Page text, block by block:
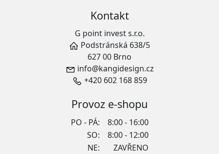
Kontakt
G point invest s.r.o.
Podstránská 638/5
627 00 Brno
info@kangidesign.cz
+420 602 168 859
Provoz e-shopu
PO - PÁ:
8:00 - 16:00
SO:
8:00 - 12:00
NE:
ZAVŘENO